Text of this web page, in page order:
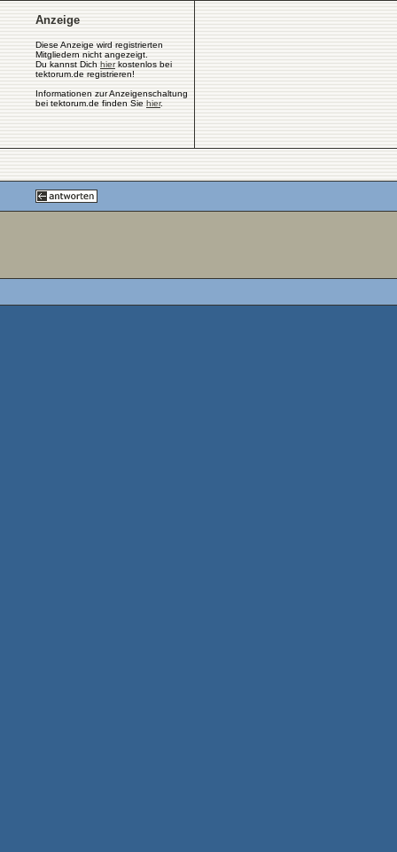
Anzeige
Diese Anzeige wird registrierten
Mitgliedern nicht angezeigt.
Du kannst Dich hierkostenlos bei
tektorum.de registrieren!
Informationen zur Anzeigenschaltung
bei tektorum.de finden Sie hier.